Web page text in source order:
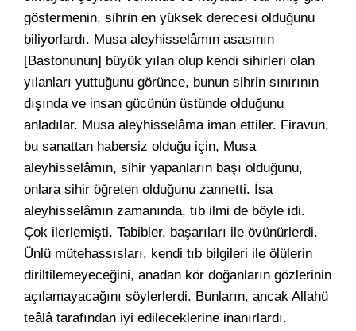
göstermenin, sihrin en yüksek derecesi olduğunu
biliyorlardı. Musa aleyhisselâmın asasının
[Bastonunun] büyük yılan olup kendi sihirleri olan
yılanları yuttuğunu görünce, bunun sihrin sınırının
dışında ve insan gücünün üstünde olduğunu
anladılar. Musa aleyhisselâma iman ettiler. Firavun,
bu sanattan habersiz olduğu için, Musa
aleyhisselâmın, sihir yapanların başı olduğunu,
onlara sihir öğreten olduğunu zannetti. İsa
aleyhisselâmın zamanında, tıb ilmi de böyle idi.
Çok ilerlemişti. Tabibler, başarıları ile övünürlerdi.
Ünlü mütehassısları, kendi tıb bilgileri ile ölülerin
diriltilemeyeceğini, anadan kör doğanların gözlerinin
açılamayacağını söylerlerdi. Bunların, ancak Allahü
teâlâ tarafından iyi edileceklerine inanırlardı.